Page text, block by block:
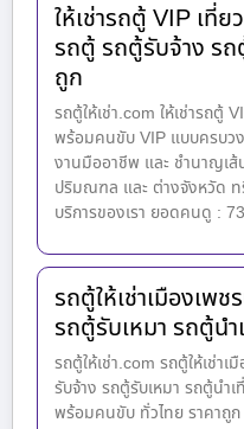
ให้เช่ารถตู้ VIP เที่ย
รถตู้ รถตู้รับจ้าง ร
ถูก
รถตู้ให้เช่า.com ให้เช่ารถตู้
พร้อมคนขับ VIP แบบครบว
งานมืออาชีพ และ ชำนาญเ
ปริมณฑล และ ต่างจังหวัด ท
บริการของเรา ยอดคนดู :
รถตู้ให้เช่าเมืองเพ
รถตู้รับเหมา รถตู้นำ
รถตู้ให้เช่า.com รถตู้ให้เช่า
รับจ้าง รถตู้รับเหมา รถตู้นำ
พร้อมคนขับ ทั่วไทย ราคาถู